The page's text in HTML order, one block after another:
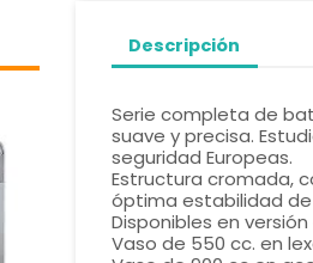
Descripción
Serie completa de
suave y precisa.
seguridad Europeas.
Estructura cromada,
óptima estabilidad de
Disponibles en
Vaso de 550 cc. en